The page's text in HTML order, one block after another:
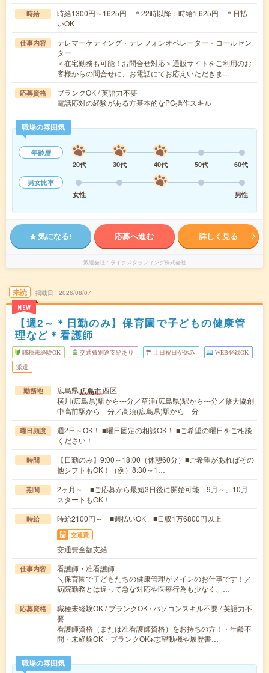
時給
時給1300円～1625円 ＊22時以降：時給1,625円 ＊日払
いOK
仕事内容
テレマーケティング・テレフォンオペレーター・コールセン
ター
＜在宅勤務も可能！お問合せ対応＞通販サイトをご利用のお
客様からの問合せに、お電話にてお応えいただきま…
応募資格
ブランクOK / 英語力不要
電話応対の経験がある方基本的なPC操作スキル
職場の雰囲気
年齢層
20代
30代 40代 50代
60代
男女比率
女性
男性
気になる! 応募へ進む 詳しく見る
派遣会社 ライクスタッフィング株式会社
未読
NEW
掲載日 2026/08/07
【週2～＊日勤のみ】保育園で子どもの健康管
理など＊看護師
職種未経験OK 交通費別途支給あり 土日祝日が休み WEB登録OK
派遣
勤務地 広島県広島市西区
横川(広島県)駅から---分／草津(広島県)駅から---分／修大協創
中高前駅から---分／高須(広島県)駅から---分
曜日頻度
週2日～OK！ ■曜日固定の相談OK！ ■ご希望の曜日をご相談
ください！
時間
【日勤のみ】9:00～18:00（休憩60分）■ご希望があればその
他シフトもOK！（例）8:30～1…
期間
2ヶ月～ ■ご応募から最短3日後に開始可能 9月～、10月
スタートもOK！
時給 時給2100円～ ■週払いOK ■日収1万6800円以上
交通費
交通費全額支給
仕事内容
看護師・准看護師
＼保育園で子どもたちの健康管理がメインのお仕事です！／
病院勤務とは違って急な対応や医療行為も少なく、…
応募資格
職種未経験OK / ブランクOK / パソコンスキル不要 / 英語力不
要
看護師資格（または准看護師資格）をお持ちの方！・年齢不
問・未経験OK・ブランクOK※志望動機や履歴書…
職場の雰囲気